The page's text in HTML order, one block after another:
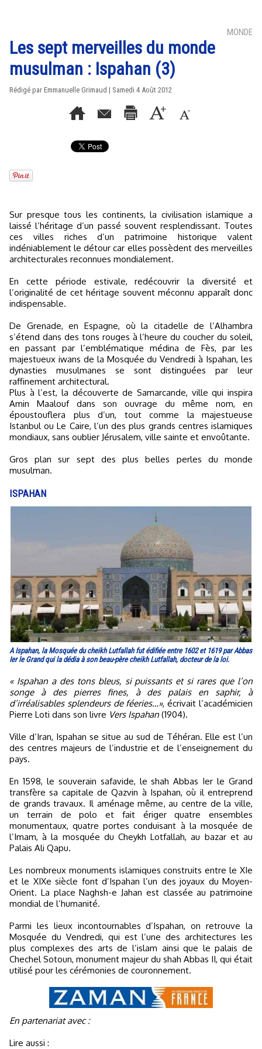
MONDE
Les sept merveilles du monde
musulman : Ispahan (3)
Rédigé par Emmanuelle Grimaud | Samedi 4 Août 2012
Sur presque tous les continents, la civilisation islamique a
laissé l’héritage d’un passé souvent resplendissant. Toutes
ces villes riches d’un patrimoine historique valent
indéniablement le détour car elles possèdent des merveilles
architecturales reconnues mondialement.
En cette période estivale, redécouvrir la diversité et
l’originalité de cet héritage souvent méconnu apparaît donc
indispensable.
De Grenade, en Espagne, où la citadelle de l’Alhambra
s’étend dans des tons rouges à l’heure du coucher du soleil,
en passant par l’emblématique médina de Fès, par les
majestueux iwans de la Mosquée du Vendredi à Ispahan, les
dynasties musulmanes se sont distinguées par leur
raffinement architectural.
Plus à l’est, la découverte de Samarcande, ville qui inspira
Amin Maalouf dans son ouvrage du même nom, en
époustouflera plus d’un, tout comme la majestueuse
Istanbul ou Le Caire, l’un des plus grands centres islamiques
mondiaux, sans oublier Jérusalem, ville sainte et envoûtante.
Gros plan sur sept des plus belles perles du monde
musulman.
ISPAHAN
A Ispahan, la Mosquée du cheikh Lutfallah fut édifiée entre 1602 et 1619 par Abbas
Ier le Grand qui la dédia à son beau-père cheikh Lutfallah, docteur de la loi.
« Ispahan a des tons bleus, si puissants et si rares que l’on
songe à des pierres fines, à des palais en saphir, à
d’irréalisables splendeurs de féeries…», écrivait l’académicien
Pierre Loti dans son livre Vers Ispahan (1904).
Ville d’Iran, Ispahan se situe au sud de Téhéran. Elle est l’un
des centres majeurs de l’industrie et de l’enseignement du
pays.
En 1598, le souverain safavide, le shah Abbas Ier le Grand
transfère sa capitale de Qazvin à Ispahan, où il entreprend
de grands travaux. Il aménage même, au centre de la ville,
un terrain de polo et fait ériger quatre ensembles
monumentaux, quatre portes conduisant à la mosquée de
l’Imam, à la mosquée du Cheykh Lotfallah, au bazar et au
Palais Ali Qapu.
Les nombreux monuments islamiques construits entre le XIe
et le XIXe siècle font d’Ispahan l’un des joyaux du Moyen-
Orient. La place Naghsh-e Jahan est classée au patrimoine
mondial de l’humanité.
Parmi les lieux incontournables d’Ispahan, on retrouve la
Mosquée du Vendredi, qui est l’une des architectures les
plus complexes des arts de l’islam ainsi que le palais de
Chechel Sotoun, monument majeur du shah Abbas II, qui était
utilisé pour les cérémonies de couronnement.
En partenariat avec :
Lire aussi :